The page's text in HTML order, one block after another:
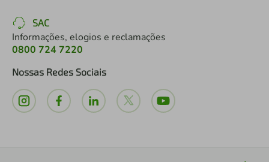
SAC
Informações, elogios e reclamações
0800 724 7220
Nossas Redes Sociais